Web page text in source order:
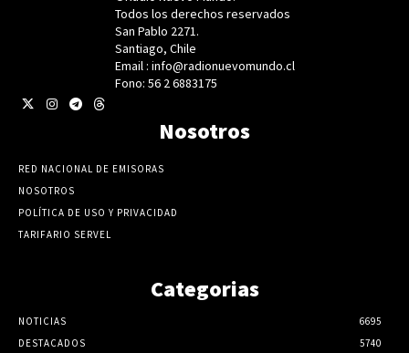
Todos los derechos reservados
San Pablo 2271.
Santiago, Chile
Email : info@radionuevomundo.cl
Fono: 56 2 6883175
Nosotros
RED NACIONAL DE EMISORAS
NOSOTROS
POLÍTICA DE USO Y PRIVACIDAD
TARIFARIO SERVEL
Categorias
NOTICIAS
6695
DESTACADOS
5740